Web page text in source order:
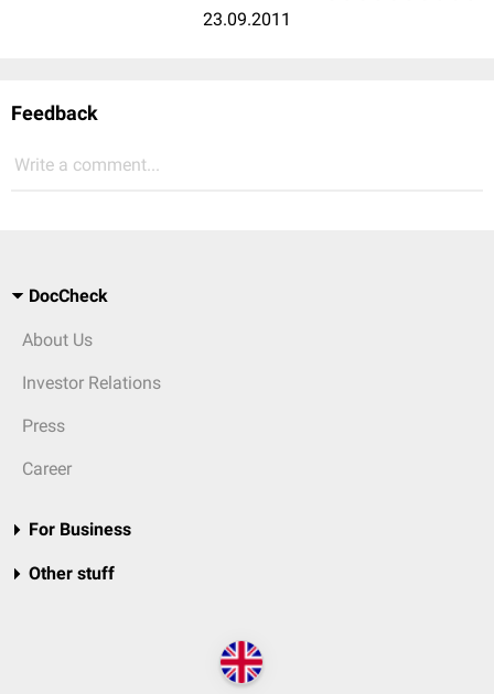
23.09.2011
Feedback
Write a comment...
DocCheck
About Us
Investor Relations
Press
Career
For Business
Other stuff